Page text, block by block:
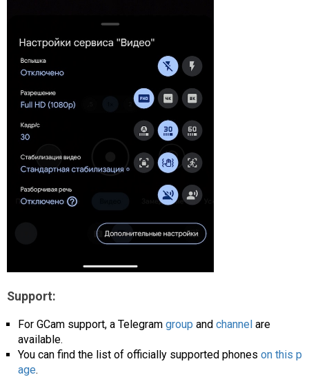
Support:
For GCam support, a Telegram group and channel are
available.
You can find the list of officially supported phones on this p
age.